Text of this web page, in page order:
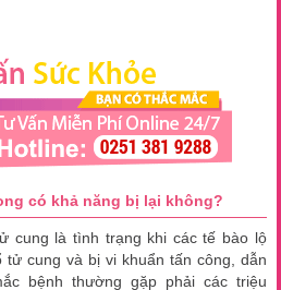
có khả năng bị lại không?
cung là tình trạng khi các tế bào lộ
tử cung và bị vi khuẩn tấn công, dẫn
bệnh thường gặp phải các triệu